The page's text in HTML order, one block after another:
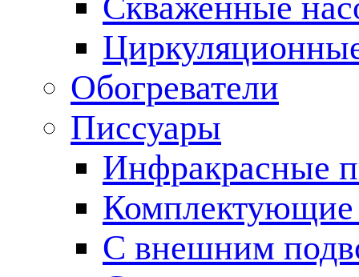
Обогреватели
Писсуары
Инфракрасные
Комплектующие
С внешним